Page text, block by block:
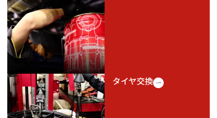
タイヤ交換